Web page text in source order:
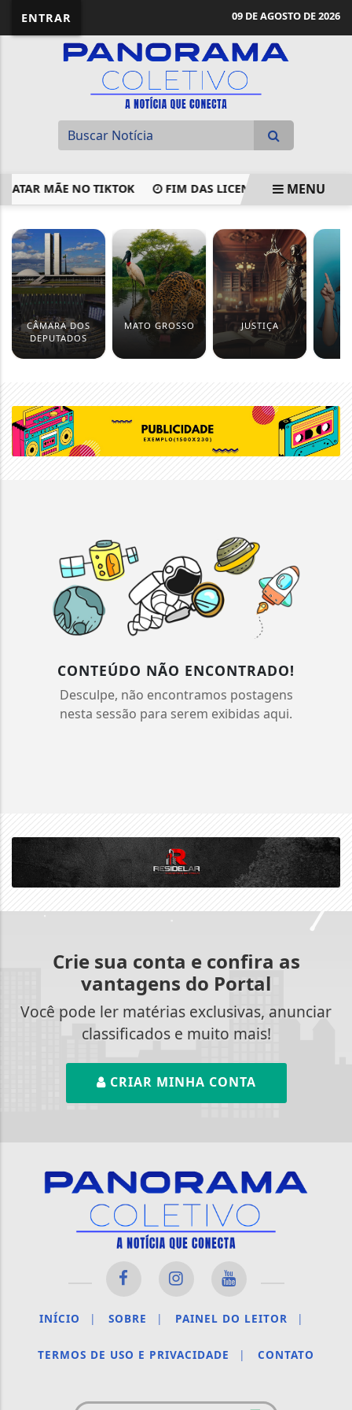
ENTRAR 09 DE AGOSTO DE 2026
MÃE NO TIKTOK FIM DAS LICENCIATURAS A
MENU
CÂMARA DOS
DEPUTADOS
MATO GROSSO JUSTIÇA
CONTEÚDO NÃO ENCONTRADO!
Desculpe, não encontramos postagens
nesta sessão para serem exibidas aqui.
Crie sua conta e confira as
vantagens do Portal
Você pode ler matérias exclusivas, anunciar
classificados e muito mais!
CRIAR MINHA CONTA
INÍCIO | SOBRE | PAINEL DO LEITOR |
TERMOS DE USO E PRIVACIDADE | CONTATO